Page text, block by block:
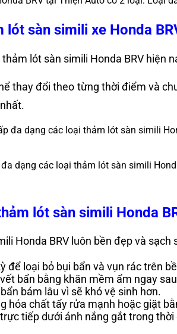
lót sàn simili xe Honda
thảm lót sàn simili Honda BRV hiện
thay đổi theo từng thời điểm và
dạng các loại thảm lót sàn simili
lót sàn simili Honda
Honda BRV luôn bền đẹp và sạch
để loại bỏ bụi bẩn và vụn rác trên
bẩn bằng khăn mềm ẩm ngay
bám lâu vì sẽ khó vệ sinh hơn.
hóa chất tẩy rửa mạnh hoặc giặt
tiếp dưới ánh nắng gắt trong